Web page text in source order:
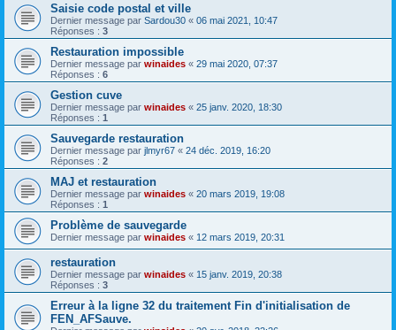
Saisie code postal et ville
Dernier message par Sardou30 « 06 mai 2021, 10:47
Réponses : 3
Restauration impossible
Dernier message par winaides « 29 mai 2020, 07:37
Réponses : 6
Gestion cuve
Dernier message par winaides « 25 janv. 2020, 18:30
Réponses : 1
Sauvegarde restauration
Dernier message par jlmyr67 « 24 déc. 2019, 16:20
Réponses : 2
MAJ et restauration
Dernier message par winaides « 20 mars 2019, 19:08
Réponses : 1
Problème de sauvegarde
Dernier message par winaides « 12 mars 2019, 20:31
restauration
Dernier message par winaides « 15 janv. 2019, 20:38
Réponses : 3
Erreur à la ligne 32 du traitement Fin d'initialisation de
FEN_AFSauve.